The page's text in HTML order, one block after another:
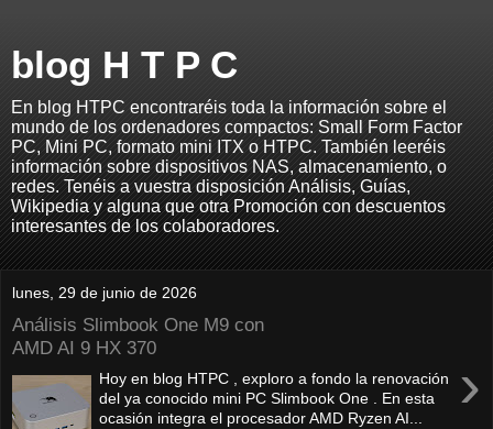
blog H T P C
En blog HTPC encontraréis toda la información sobre el
mundo de los ordenadores compactos: Small Form Factor
PC, Mini PC, formato mini ITX o HTPC. También leeréis
información sobre dispositivos NAS, almacenamiento, o
redes. Tenéis a vuestra disposición Análisis, Guías,
Wikipedia y alguna que otra Promoción con descuentos
interesantes de los colaboradores.
lunes, 29 de junio de 2026
Análisis Slimbook One M9 con
AMD AI 9 HX 370
›
Hoy en blog HTPC , exploro a fondo la renovación
del ya conocido mini PC Slimbook One . En esta
ocasión integra el procesador AMD Ryzen AI...